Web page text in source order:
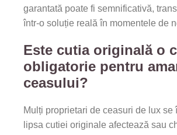
garantată poate fi semnificativă,
într-o soluție reală în momentele de
Este cutia originală o
obligatorie pentru
ceasului?
Mulți proprietari de ceasuri de lux se
lipsa cutiei originale afectează sau